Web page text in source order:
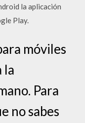
la aplicación
Play.
móviles
la
Para
no sabes